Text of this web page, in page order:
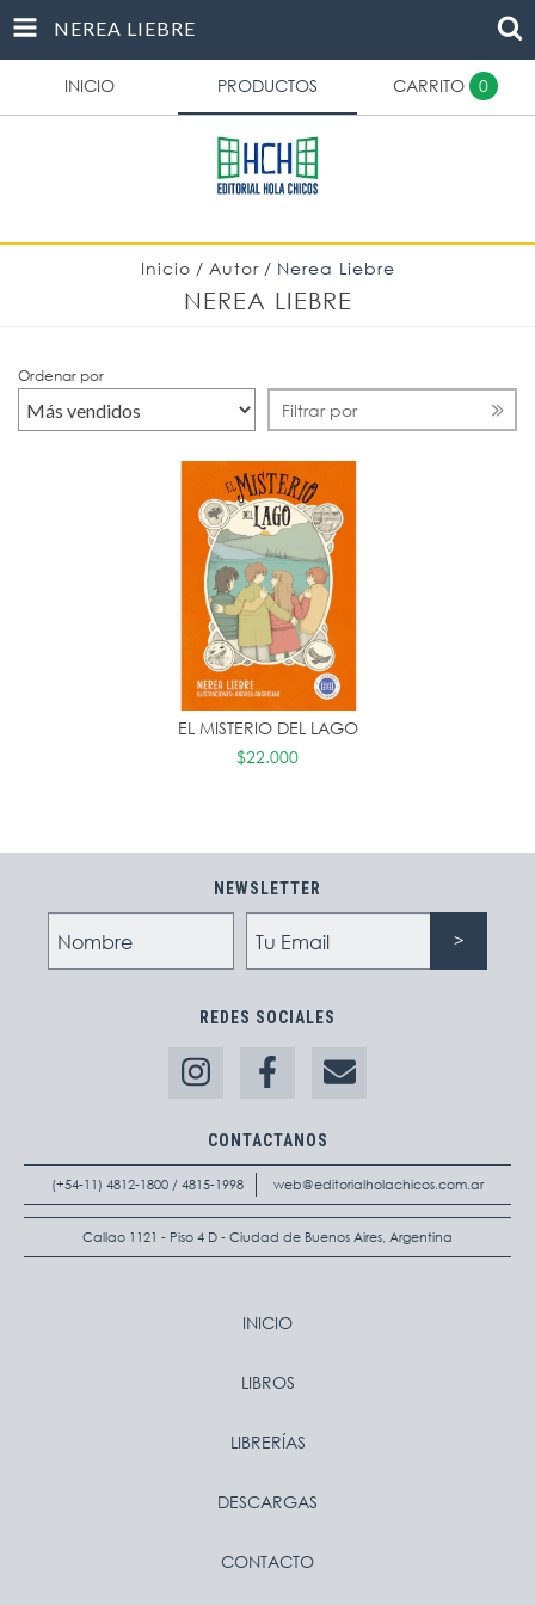
NEREA LIEBRE
INICIO PRODUCTOS CARRITO 0
Inicio / Autor / Nerea Liebre
NEREA LIEBRE
Ordenar por
Filtrar por
EL MISTERIO DEL LAGO
$22.000
NEWSLETTER
REDES SOCIALES
CONTACTANOS
(+54-11) 4812-1800 / 4815-1998 web@editorialholachicos.com.ar
Callao 1121 - Piso 4 D - Ciudad de Buenos Aires, Argentina
INICIO
LIBROS
LIBRERÍAS
DESCARGAS
CONTACTO